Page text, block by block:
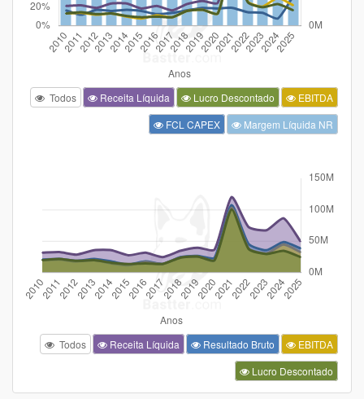
Todos Receita Líquida Lucro Descontado
EBITDA
FCL CAPEX
Margem Líquida NR
Todos Receita Líquida Resultado Bruto
EBITDA
Lucro Descontado